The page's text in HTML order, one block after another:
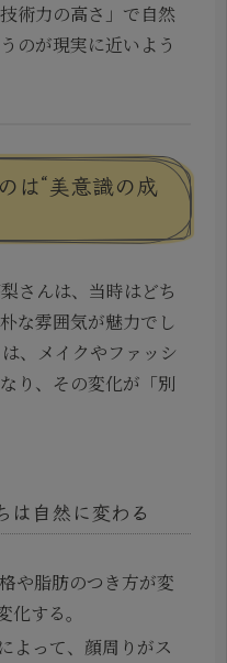
術力の高さ」で自然
のが現実に近いよう
は“美意識の成
さんは、当時はどち
な雰囲気が魅力でし
、メイクやファッシ
り、その変化が「別
自然に変わる
や脂肪のつき方が変
する。
よって、顔周りがス